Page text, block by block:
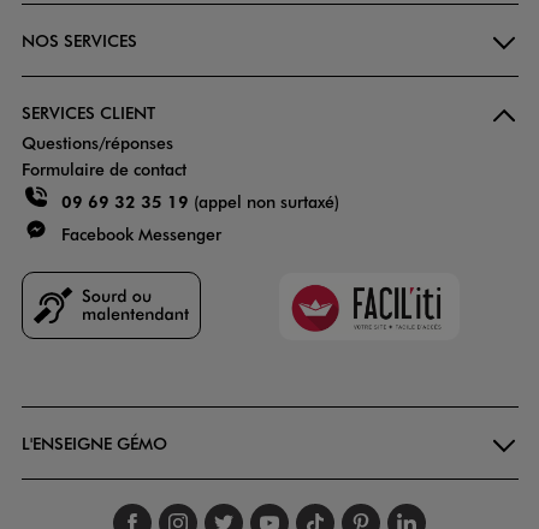
NOS SERVICES
SERVICES CLIENT
Questions/réponses
Formulaire de contact
09 69 32 35 19 (appel non surtaxé)
Facebook Messenger
Faciliti
L'ENSEIGNE GÉMO